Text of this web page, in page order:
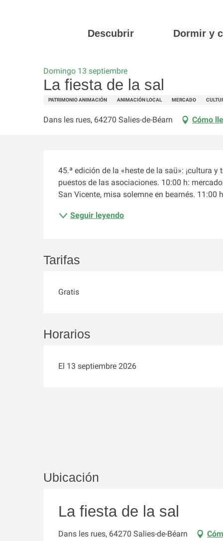
Descubrir Dormir y
La fiesta de la sal
Domingo 13 septiembre
La fiesta de la sal
PATRIMONIO ANIMACIÓN ANIMACIÓN LOCAL MERCADO
Dans les rues, 64270 Salies-de-Béarn Cómo
45.ª edición de la «heste de la saü»: ¡cultura
puestos de las asociaciones. 10:00 h:
San Vicente, misa solemne en bearnés.
Seguir leyendo
Tarifas
Gratis
Horarios
El 13 septiembre 2026
Ubicación
La fiesta de la sal
Dans les rues, 64270 Salies-de-Béarn